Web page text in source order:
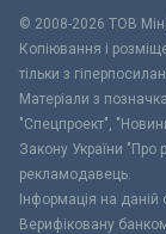
© 2008-2026 ТОВ
Копіювання і
тільки з
Матеріали з
"Спецпроект",
Закону України "Про
рекламодавець.
Інформація на даній
Верифіковану